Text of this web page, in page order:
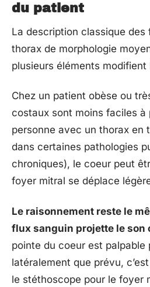
du patient
La description classique des
thorax de morphologie
plusieurs éléments modifient
Chez un patient obèse ou
costaux sont moins faciles à
personne avec un thorax en
dans certaines pathologies
chroniques), le coeur peut
foyer mitral se déplace
Le raisonnement reste le
flux sanguin projette le son
pointe du coeur est palpable
latéralement que prévu,
le stéthoscope pour le foyer